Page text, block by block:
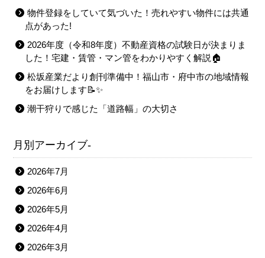
物件登録をしていて気づいた！売れやすい物件には共通
点があった!
2026年度（令和8年度）不動産資格の試験日が決まりま
した！宅建・賃管・マン管をわかりやすく解説🏠
松坂産業だより創刊準備中！福山市・府中市の地域情報
をお届けします📝✨
潮干狩りで感じた「道路幅」の大切さ
月別アーカイブ-
2026年7月
2026年6月
2026年5月
2026年4月
2026年3月